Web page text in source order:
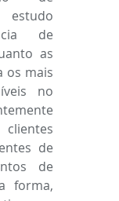
estudo
de
as
os mais
no
de
de
forma,